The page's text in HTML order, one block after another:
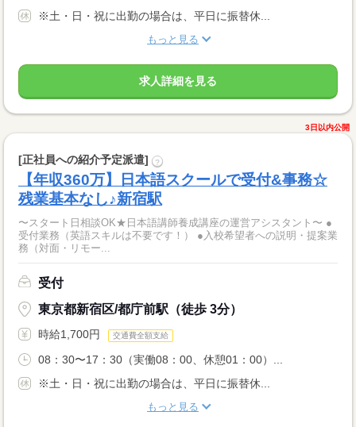
※土・日・祝に出勤の場合は、平日に振替休...
もっと見る
求人詳細を見る
3日以内公開
[正社員への紹介予定派遣] ?
【年収360万】日本語スクールで受付&事務☆
残業基本なし♪新宿駅
〜スタート日相談OK★日本語講師養成講座の運営アシスタント〜 ●
受付業務（英語スキルは不要です！） ●入校希望者への説明・提案業
務（対面・リモー...
受付
東京都新宿区/都庁前駅（徒歩 3分）
時給1,700円 交通費全額支給
08：30〜17：30（実働08：00、休憩01：00）...
※土・日・祝に出勤の場合は、平日に振替休...
もっと見る